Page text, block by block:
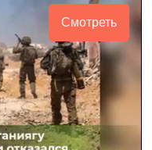
Смотреть